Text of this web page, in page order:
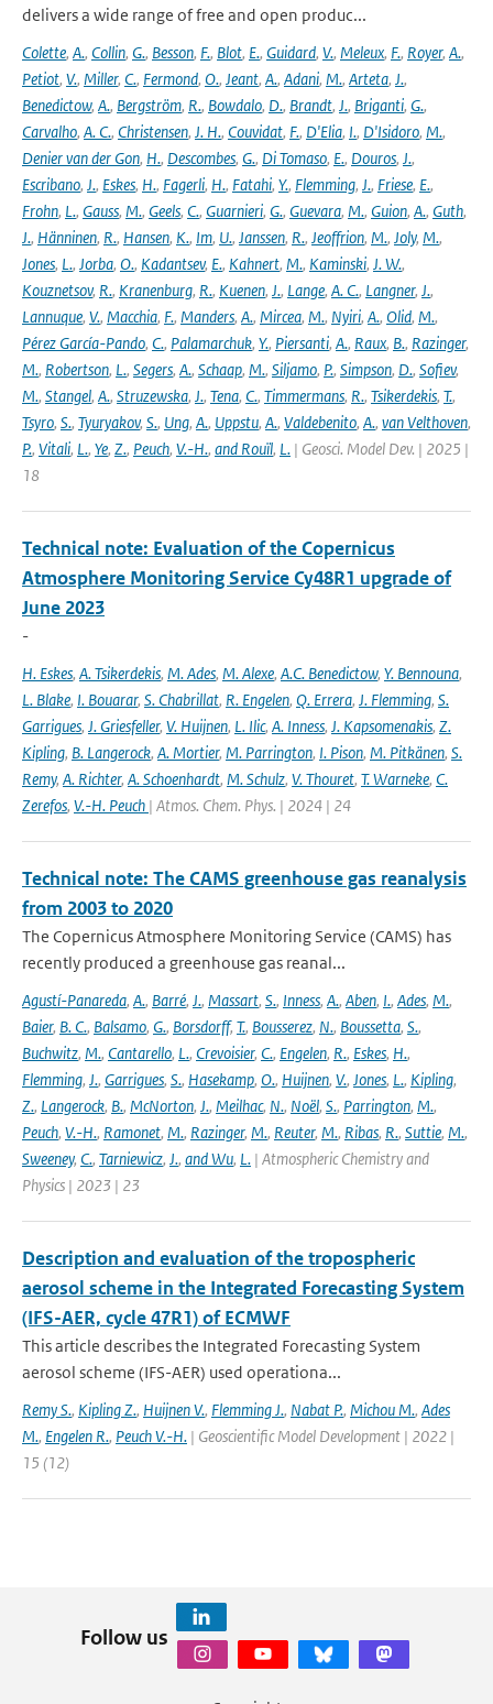
delivers a wide range of free and open produc...
Colette, A., Collin, G., Besson, F., Blot, E., Guidard, V., Meleux, F., Royer, A.,
Petiot, V., Miller, C., Fermond, O., Jeant, A., Adani, M., Arteta, J.,
Benedictow, A., Bergström, R., Bowdalo, D., Brandt, J., Briganti, G.,
Carvalho, A. C., Christensen, J. H., Couvidat, F., D'Elia, I., D'Isidoro, M.,
Denier van der Gon, H., Descombes, G., Di Tomaso, E., Douros, J.,
Escribano, J., Eskes, H., Fagerli, H., Fatahi, Y., Flemming, J., Friese, E.,
Frohn, L., Gauss, M., Geels, C., Guarnieri, G., Guevara, M., Guion, A., Guth,
J., Hänninen, R., Hansen, K., Im, U., Janssen, R., Jeoffrion, M., Joly, M.,
Jones, L., Jorba, O., Kadantsev, E., Kahnert, M., Kaminski, J. W.,
Kouznetsov, R., Kranenburg, R., Kuenen, J., Lange, A. C., Langner, J.,
Lannuque, V., Macchia, F., Manders, A., Mircea, M., Nyiri, A., Olid, M.,
Pérez García-Pando, C., Palamarchuk, Y., Piersanti, A., Raux, B., Razinger,
M., Robertson, L., Segers, A., Schaap, M., Siljamo, P., Simpson, D., Sofiev,
M., Stangel, A., Struzewska, J., Tena, C., Timmermans, R., Tsikerdekis, T.,
Tsyro, S., Tyuryakov, S., Ung, A., Uppstu, A., Valdebenito, A., van Velthoven,
P., Vitali, L., Ye, Z., Peuch, V.-H., and Rouïl, L. | Geosci. Model Dev. | 2025 |
18
Technical note: Evaluation of the Copernicus
Atmosphere Monitoring Service Cy48R1 upgrade of
June 2023
-
H. Eskes, A. Tsikerdekis, M. Ades, M. Alexe, A.C. Benedictow, Y. Bennouna,
L. Blake, I. Bouarar, S. Chabrillat, R. Engelen, Q. Errera, J. Flemming, S.
Garrigues, J. Griesfeller, V. Huijnen, L. Ilic, A. Inness, J. Kapsomenakis, Z.
Kipling, B. Langerock, A. Mortier, M. Parrington, I. Pison, M. Pitkänen, S.
Remy, A. Richter, A. Schoenhardt, M. Schulz, V. Thouret, T. Warneke, C.
Zerefos, V.-H. Peuch | Atmos. Chem. Phys. | 2024 | 24
Technical note: The CAMS greenhouse gas reanalysis
from 2003 to 2020
The Copernicus Atmosphere Monitoring Service (CAMS) has
recently produced a greenhouse gas reanal...
Agustí-Panareda, A., Barré, J., Massart, S., Inness, A., Aben, I., Ades, M.,
Baier, B. C., Balsamo, G., Borsdorff, T., Bousserez, N., Boussetta, S.,
Buchwitz, M., Cantarello, L., Crevoisier, C., Engelen, R., Eskes, H.,
Flemming, J., Garrigues, S., Hasekamp, O., Huijnen, V., Jones, L., Kipling,
Z., Langerock, B., McNorton, J., Meilhac, N., Noël, S., Parrington, M.,
Peuch, V.-H., Ramonet, M., Razinger, M., Reuter, M., Ribas, R., Suttie, M.,
Sweeney, C., Tarniewicz, J., and Wu, L. | Atmospheric Chemistry and
Physics | 2023 | 23
Description and evaluation of the tropospheric
aerosol scheme in the Integrated Forecasting System
(IFS-AER, cycle 47R1) of ECMWF
This article describes the Integrated Forecasting System
aerosol scheme (IFS-AER) used operationa...
Remy S., Kipling Z., Huijnen V., Flemming J., Nabat P., Michou M., Ades
M., Engelen R., Peuch V.-H. | Geoscientific Model Development | 2022 |
15 (12)
Follow us